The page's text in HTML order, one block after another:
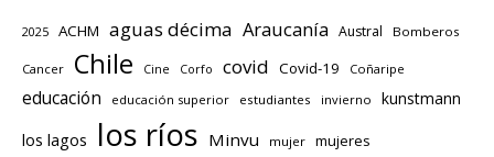
2025 ACHM aguas décima Araucanía Austral Bomberos
Cancer Chile Cine Corfo covid Covid-19 Coñaripe
educación educación superior estudiantes invierno kunstmann
los lagos los ríos Minvu mujer mujeres